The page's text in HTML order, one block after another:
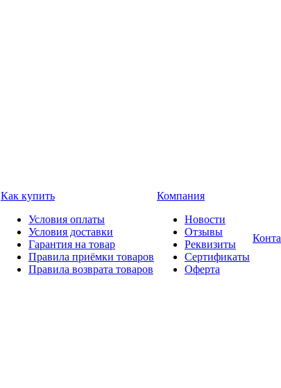
Как купить
Условия оплаты
Условия доставки
Гарантия на товар
Правила приёмки товаров
Правила возврата товаров
Компания
Новости
Отзывы
Реквизиты
Сертификаты
Оферта